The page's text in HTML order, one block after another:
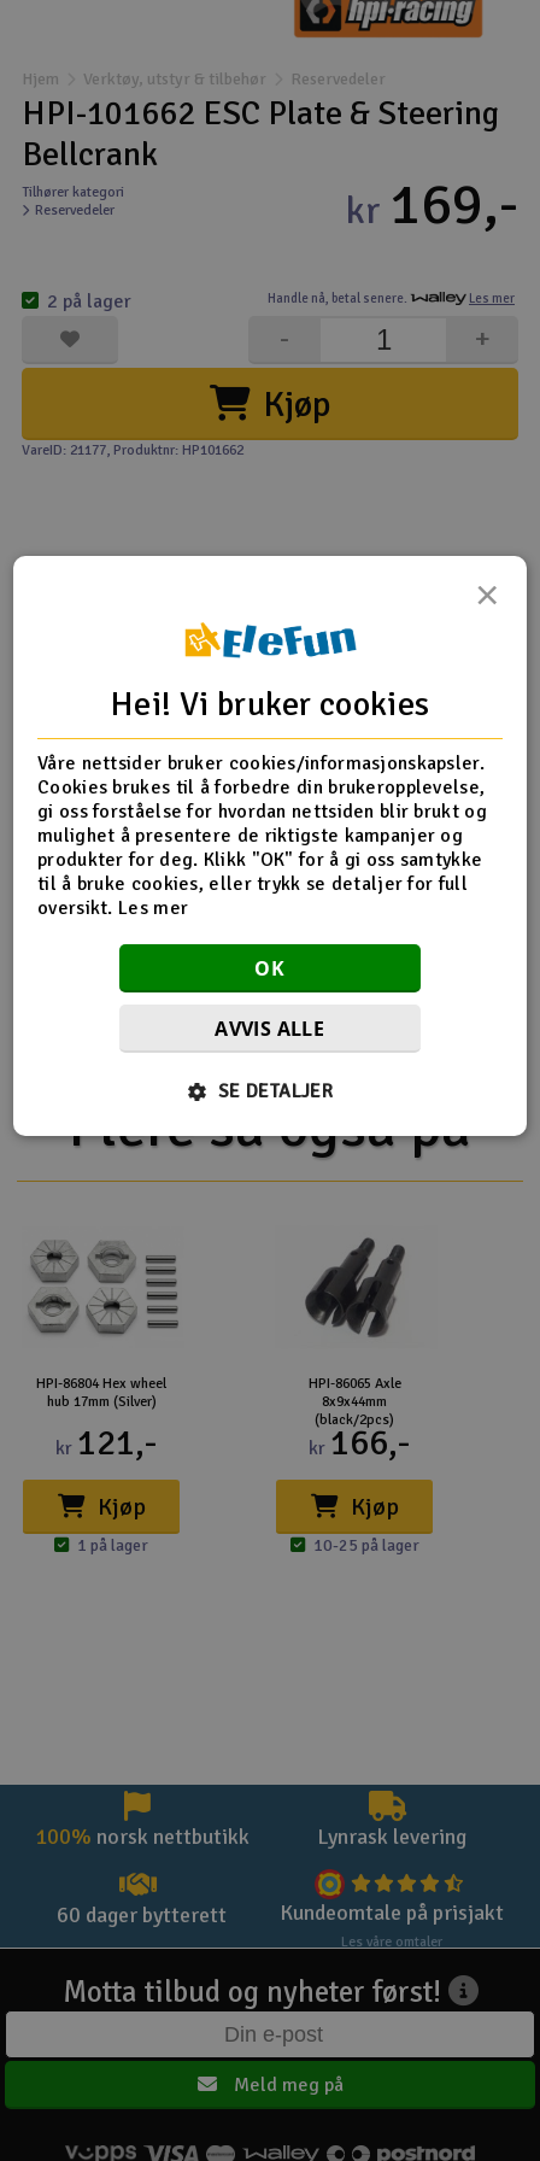
Droner
Droner for FPV
Fly
Helikopter
Kamerautstyr
Modellbygging, LEGO & byggesett
Modelljernbane
Radioutstyr
Raketter
Smarthjem, lek & hobby
Solenergi
Sparkesykler & elkjøretøy
Verktøy, utstyr & tilbehør
Hjem Verktøy, utstyr & tilbehør Reservedeler
HPI-101662 ESC Plate & Steering
Bellcrank
Tilhører kategori
Reservedeler
Handle nå, betal senere. Les mer
kr 169,-
Kjøp
+
-
2 på lager
VareID: 21177, Produktnr: HP101662
Produktinformasjon
HPI-101662 ESC Plate & Steering Bellcrank
Flere detaljer
Produktet er
forbundet med
HPI WR8 3.0 1996 Ford Escort RS
Cosworth 4WD
HPI WR8 Flux 1996 Ford Escort RS
Cosworth - RTR
Flere så også på
HPI-86804 Hex wheel
hub 17mm (Silver)
kr 121,-
Kjøp
1 på lager
HPI-86065 Axle
8x9x44mm
(black/2pcs)
kr 166,-
Kjøp
10-25 på lager
100% norsk nettbutikk Lynrask levering
60 dager bytterett Kundeomtale på prisjakt
Les våre omtaler
Motta tilbud og nyheter først!
Meld meg på
×
Hei! Vi bruker cookies
Våre nettsider bruker cookies/informasjonskapsler.
Cookies brukes til å forbedre din brukeropplevelse,
gi oss forståelse for hvordan nettsiden blir brukt og
mulighet å presentere de riktigste kampanjer og
produkter for deg. Klikk "OK" for å gi oss samtykke
til å bruke cookies, eller trykk se detaljer for full
oversikt. Les mer
OK
AVVIS ALLE
SE DETALJER